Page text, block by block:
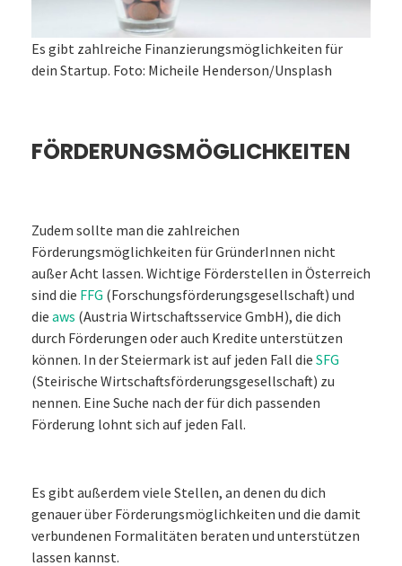
Es gibt zahlreiche Finanzierungsmöglichkeiten für
dein Startup. Foto: Micheile Henderson/Unsplash
FÖRDERUNGSMÖGLICHKEITEN
Zudem sollte man die zahlreichen
Förderungsmöglichkeiten für GründerInnen nicht
außer Acht lassen. Wichtige Förderstellen in Österreich
sind die FFG (Forschungsförderungsgesellschaft) und
die aws (Austria Wirtschaftsservice GmbH), die dich
durch Förderungen oder auch Kredite unterstützen
können. In der Steiermark ist auf jeden Fall die SFG
(Steirische Wirtschaftsförderungsgesellschaft) zu
nennen. Eine Suche nach der für dich passenden
Förderung lohnt sich auf jeden Fall.
Es gibt außerdem viele Stellen, an denen du dich
genauer über Förderungsmöglichkeiten und die damit
verbundenen Formalitäten beraten und unterstützen
lassen kannst.